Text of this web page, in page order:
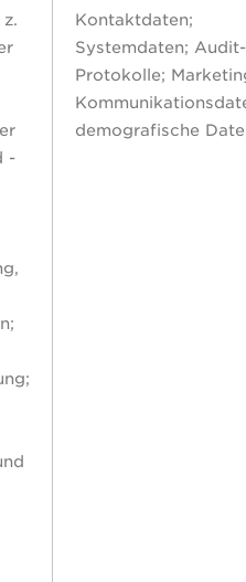
-
Kontaktdaten;
Systemdaten; Audit-
Protokolle;
demografische